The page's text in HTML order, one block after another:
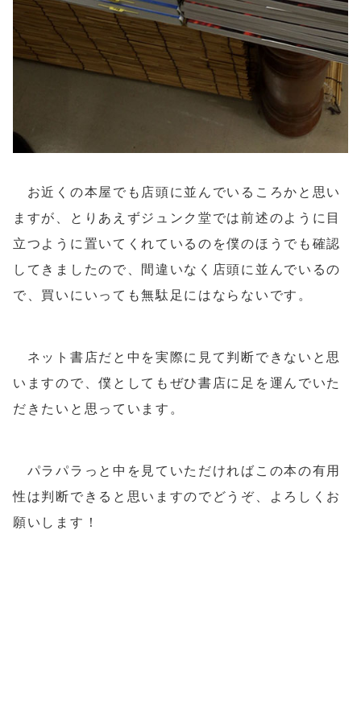
お近くの本屋でも店頭に並んでいるころかと思い
ますが、とりあえずジュンク堂では前述のように目
立つように置いてくれているのを僕のほうでも確認
してきましたので、間違いなく店頭に並んでいるの
で、買いにいっても無駄足にはならないです。
ネット書店だと中を実際に見て判断できないと思
いますので、僕としてもぜひ書店に足を運んでいた
だきたいと思っています。
パラパラっと中を見ていただければこの本の有用
性は判断できると思いますのでどうぞ、よろしくお
願いします！